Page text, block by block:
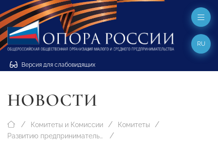
Версия для слабовидящих
RU
НОВОСТИ
Комитеты и Комиссии
Комитеты
Развитию предпринимательства в сфере автобизнеса